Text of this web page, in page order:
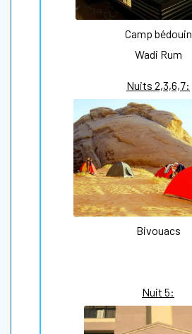
Camp bédouin
Wadi Rum
Nuits 2,3,6,7:
Bivouacs
Nuit 5: